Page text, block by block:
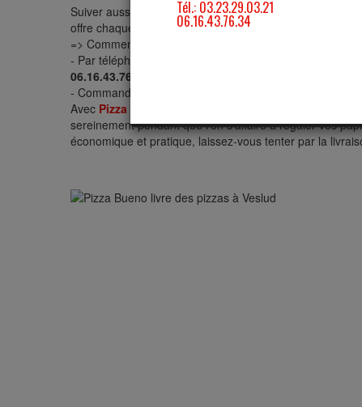
Suiver aussi l'état de notre restaurant (Ouvert, Fermé
offre chaque période des promos sur quelques
=> Comment commander votre plat à Veslud ?
- Par téléphone en appelant directement sur notre
06.16.43.76.34
- Commander sur le site en ligne et vous recevez un
Avec Pizza Bueno
sereinement pendant que l'on s'affaire à régaler vos
économique et pratique, laissez-vous tenter par la